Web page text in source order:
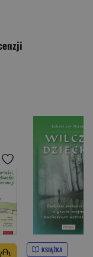
KSIĄŻKA